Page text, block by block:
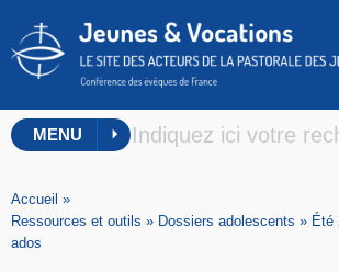
MENU
Accueil »
Ressources et outils » Dossiers adolescents » Été
ados